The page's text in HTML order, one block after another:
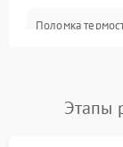
Поломка
ПоломкаЭтапы